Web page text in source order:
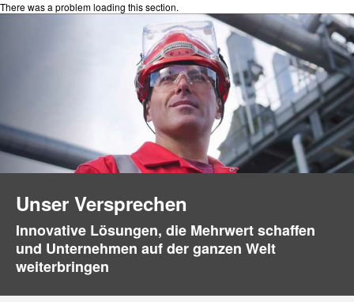
There was a problem loading this section.
Unser Versprechen
Innovative Lösungen, die Mehrwert schaffen
und Unternehmen auf der ganzen Welt
weiterbringen